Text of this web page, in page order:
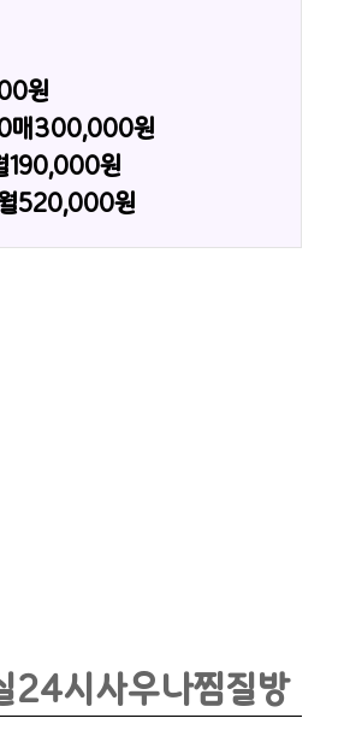
원
매300,000원
190,000원
520,000원
24시사우나찜질방